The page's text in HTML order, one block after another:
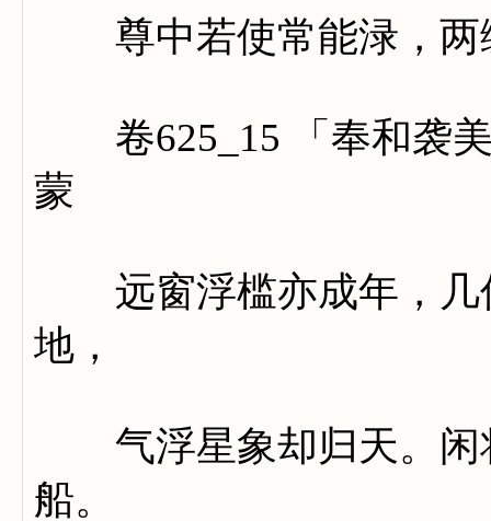
尊中若使常能渌，两
卷625_15 「奉和袭美
蒙
远窗浮槛亦成年，几
地，
气浮星象却归天。闲
船。